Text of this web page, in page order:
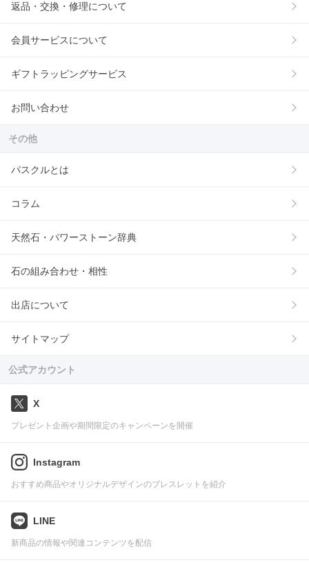
返品・交換・修理について
会員サービスについて
ギフトラッピングサービス
お問い合わせ
その他
パスクルとは
コラム
天然石・パワーストーン辞典
石の組み合わせ・相性
出店について
サイトマップ
公式アカウント
X
プレゼント企画や期間限定のキャンペーンを開催
Instagram
おすすめ商品やオリジナルデザインのブレスレットを紹介
LINE
新商品の情報や関連コンテンツを配信